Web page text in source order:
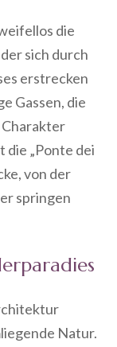
die
sich durch
erstrecken
Gassen, die
die „Ponte dei
von der
springen
Natur.